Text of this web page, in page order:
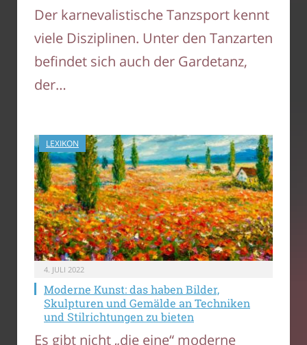
Der karnevalistische Tanzsport kennt
viele Disziplinen. Unter den Tanzarten
befindet sich auch der Gardetanz,
der…
LEXIKON
4. JULI 2022
Moderne Kunst: das haben Bilder,
Skulpturen und Gemälde an Techniken
und Stilrichtungen zu bieten
Es gibt nicht „die eine“ moderne